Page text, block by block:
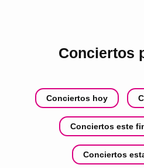
Conciertos
Conciertos hoy
Conciertos este
Conciertos